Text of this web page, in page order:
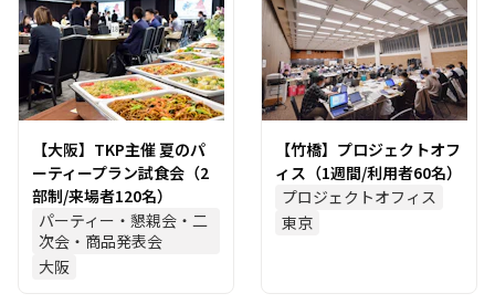
【大阪】TKP主催 夏のパ
ーティープラン試食会（2
部制/来場者120名）
パーティー・懇親会・二
次会・商品発表会
大阪
【竹橋】プロジェクトオフ
ィス（1週間/利用者60名）
プロジェクトオフィス
東京